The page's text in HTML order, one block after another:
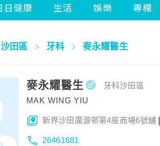
沙田區 牙科 麥永耀醫生
麥永耀醫生
MAK WING YIU
牙科沙田區
新界沙田廣源邨第4座商場6號舖
26461681